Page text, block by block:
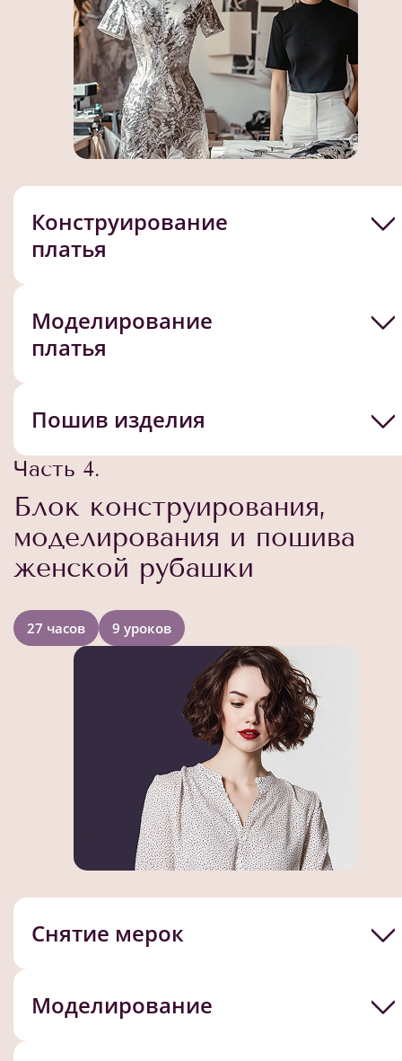
Конструирование
платья
Моделирование
платья
Пошив изделия
Часть 4.
Блок конструирования,
моделирования и пошива
женской рубашки
27 часов 9 уроков
Снятие мерок
Моделирование